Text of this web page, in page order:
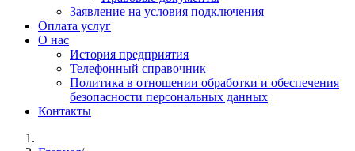
Заявление на условия подключения
Оплата услуг
О нас
История предприятия
Телефонный справочник
Политика в отношении обработки и обеспечения
безопасности персональных данных
Контакты